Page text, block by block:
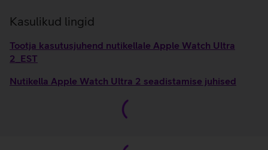
Kasulikud lingid
Tootja kasutusjuhend nutikellale Apple Watch Ultra
2_EST
Nutikella Apple Watch Ultra 2 seadistamise juhised